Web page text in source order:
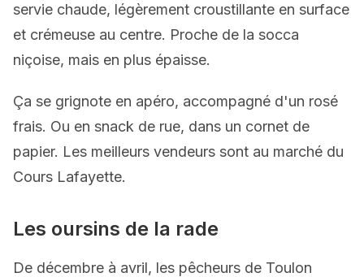
servie chaude, légèrement croustillante en surface
et crémeuse au centre. Proche de la socca
niçoise, mais en plus épaisse.
Ça se grignote en apéro, accompagné d'un rosé
frais. Ou en snack de rue, dans un cornet de
papier. Les meilleurs vendeurs sont au marché du
Cours Lafayette.
Les oursins de la rade
De décembre à avril, les pêcheurs de Toulon